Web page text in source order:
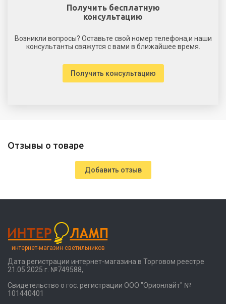
Получить бесплатную
консультацию
Возникли вопросы? Оставьте свой номер телефона,и наши
консультанты свяжутся с вами в ближайшее время.
Получить консультацию
Отзывы о товаре
Добавить отзыв
интернет-магазин светильников
Дата регистрации интернет-магазина в Торговом реестре
21.05.2025 г. №749588,
Свидетельство о гос. регистрации ООО "Орионлайт" №
101440401